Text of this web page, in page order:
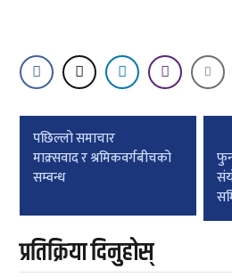
Post
navigation
पछिल्लाे समाचार
माक्र्सवाद र श्रमिकवर्गबीचको
सम्वन्ध
प्रतिक्रिया दिनुहोस्